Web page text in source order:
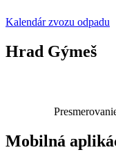
Kalendár zvozu odpadu
Hrad Gýmeš
Mobilná